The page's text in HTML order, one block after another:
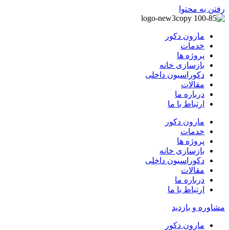
رفتن به محتوا
مارون دکور
خدمات
پروژه ها
بازسازی خانه
دکوراسیون داخلی
مقالات
درباره ما
ارتباط با ما
مارون دکور
خدمات
پروژه ها
بازسازی خانه
دکوراسیون داخلی
مقالات
درباره ما
ارتباط با ما
مشاوره و بازدید
مارون دکور